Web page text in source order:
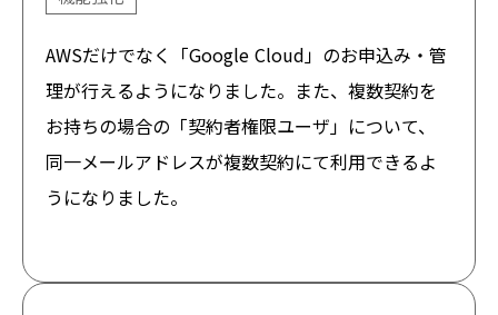
AWSだけでなく「Google Cloud」のお申込み・管
理が行えるようになりました。また、複数契約を
お持ちの場合の「契約者権限ユーザ」について、
同一メールアドレスが複数契約にて利用できるよ
うになりました。